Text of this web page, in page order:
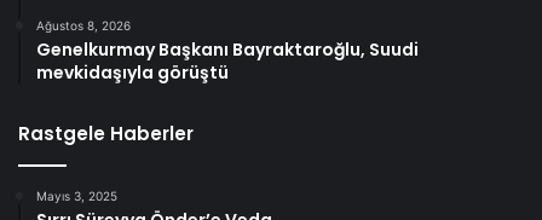
Ağustos 8, 2026
Genelkurmay Başkanı Bayraktaroğlu, Suudi
mevkidaşıyla görüştü
Rastgele Haberler
Mayıs 3, 2025